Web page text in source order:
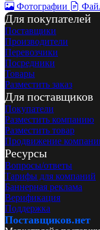
Фотографии
Для покупателей
Поставщики
Производители
Перевозчики
Посредники
Товары
Разместить заказ
Для поставщиков
Покупатели
Разместить компанию
Разместить товар
Продвижение
Ресурсы
Вопросы/ответы
Тарифы для компаний
Баннерная реклама
Верификация
Поддержка
Поставщиков.нет